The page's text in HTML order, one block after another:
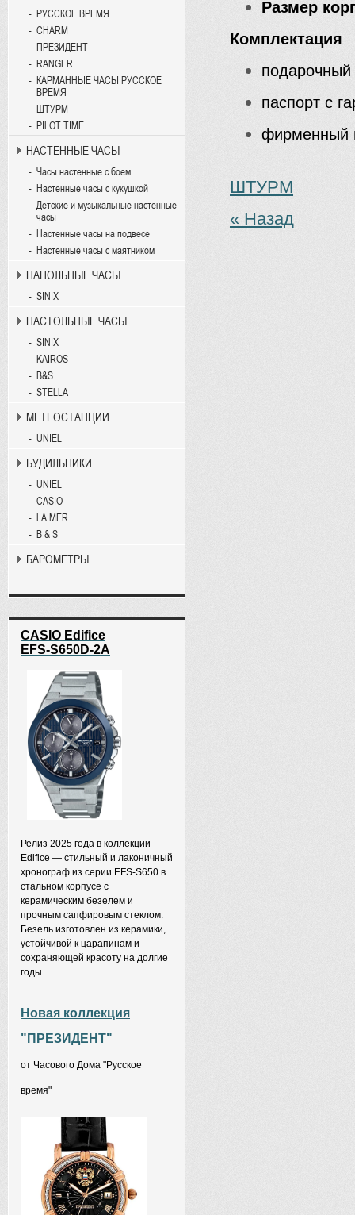
Размер
Комплектация
паспорт с
фирменный
ШТУРМ
« Назад
РУССКОЕ ВРЕМЯ
CHARM
ПРЕЗИДЕНТ
RANGER
КАРМАННЫЕ ЧАСЫ РУССКОЕ
ВРЕМЯ
ШТУРМ
PILOT TIME
НАСТЕННЫЕ ЧАСЫ
Часы настенные с боем
Настенные часы с кукушкой
Детские и музыкальные настенные
часы
Настенные часы на подвесе
Настенные часы с маятником
НАПОЛЬНЫЕ ЧАСЫ
SINIX
НАСТОЛЬНЫЕ ЧАСЫ
SINIX
KAIROS
B&S
STELLA
МЕТЕОСТАНЦИИ
UNIEL
БУДИЛЬНИКИ
UNIEL
CASIO
LA MER
B & S
БАРОМЕТРЫ
CASIO Edifice
EFS-S650D-2A
Релиз 2025 года в коллекции
Edifice — стильный и лаконичный
хронограф из серии EFS-S650 в
стальном корпусе с
керамическим безелем и
прочным сапфировым стеклом.
Безель изготовлен из керамики,
устойчивой к царапинам и
сохраняющей красоту на долгие
годы.
Новая коллекция
"ПРЕЗИДЕНТ"
от Часового Дома "Русское
время"